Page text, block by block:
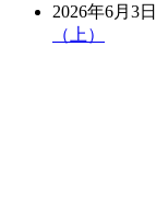
2026年6月3日
（上）